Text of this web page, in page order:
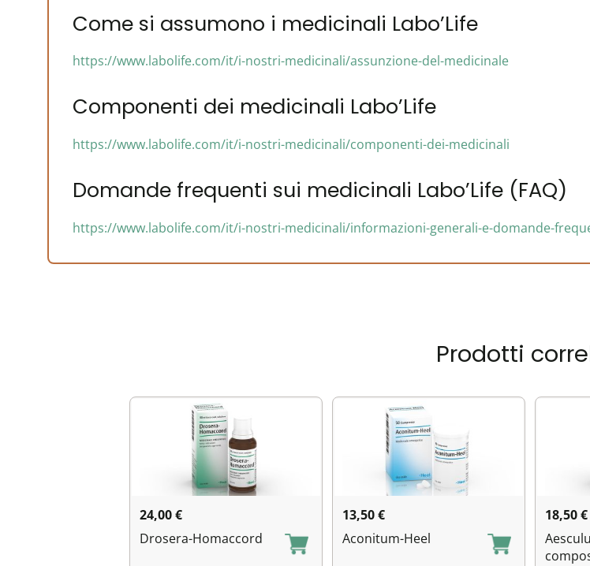
Come si assumono i medicinali Labo’Life
https://www.labolife.com/it/i-nostri-medicinali/assunzione-del-medicinale
Componenti dei medicinali Labo’Life
https://www.labolife.com/it/i-nostri-medicinali/componenti-dei-medicinali
Domande frequenti sui medicinali Labo’Life (FAQ)
https://www.labolife.com/it/i-nostri-medicinali/informazioni-generali-e-domande-
Prodotti
24,00€
Drosera-Homaccord
13,50€
Aconitum-Heel
18,50€